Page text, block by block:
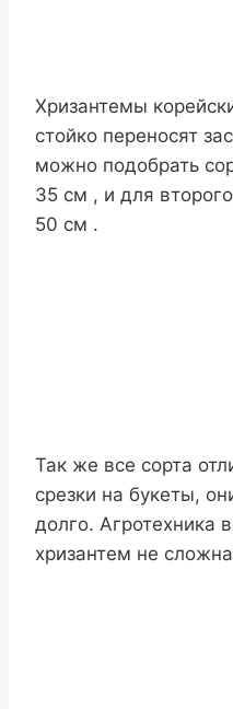
Хризантемы
стойко переносят
можно подобрать
35 см , и для
50 см .
Так же все сорта
срезки на букеты,
долго. Агротехника
хризантем не